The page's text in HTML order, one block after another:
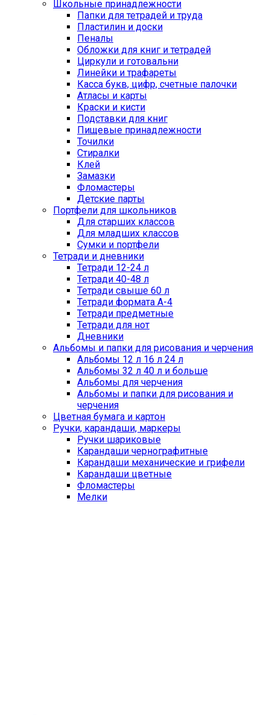
Школьные принадлежности
Папки для тетрадей и труда
Пластилин и доски
Пеналы
Обложки для книг и тетрадей
Циркули и готовальни
Линейки и трафареты
Касса букв, цифр, счетные палочки
Атласы и карты
Краски и кисти
Подставки для книг
Пищевые принадлежности
Точилки
Стиралки
Клей
Замазки
Фломастеры
Детские парты
Портфели для школьников
Для старших классов
Для младших классов
Сумки и портфели
Тетради и дневники
Тетради 12-24 л
Тетради 40-48 л
Тетради свыше 60 л
Тетради формата А-4
Тетради предметные
Тетради для нот
Дневники
Альбомы и папки для рисования и черчения
Альбомы 12 л 16 л 24 л
Альбомы 32 л 40 л и больше
Альбомы для черчения
Альбомы и папки для рисования и
черчения
Цветная бумага и картон
Ручки, карандаши, маркеры
Ручки шариковые
Карандаши чернографитные
Карандаши механические и грифели
Карандаши цветные
Фломастеры
Мелки